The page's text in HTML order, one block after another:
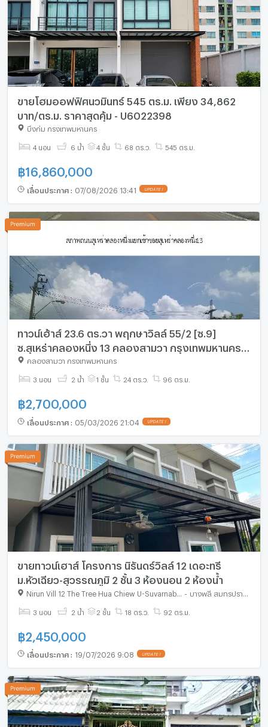
ขายโฮมออฟฟิศนวมินทร์ 545 ตร.ม. เพียง 34,862
บาท/ตร.ม. ราคาสุดคุ้ม - U6022398
บึงกุ่ม กรุงเทพมหานคร
4 นอน 6 น้ำ 4 ชั้น 68 ตร.ว. 545 ตร.ม.
฿16,860,000
เลื่อนประกาศ : 07/08/2026 13:41 UPDATE !
ทาวน์เฮ้าส์ 23.6 ตร.วา พฤกษาวิลล์ 55/2 [ซ.9]
ซ.สุเหร่าคลองหนึ่ง 13 คลองสามวา กรุงเทพมหานคร
2.7Mคลองสามวา กรุงเทพมหานคร
3 นอน 2 น้ำ 1 ชั้น 24 ตร.ว. 96 ตร.ม.
฿2,700,000
เลื่อนประกาศ : 05/03/2026 21:04 UPDATE !
ขายทาวน์เฮาส์ โครงการ นิรันดร์วิลล์ 12 เดอะทรี
ม.หัวเฉียว-สุวรรณภูมิ 2 ชั้น 3 ห้องนอน 2 ห้องน้ำ
Nirun Vill 12 The Tree Hua Chiew U-Suvarnabhumi
3 นอน 2 น้ำ 2 ชั้น 18 ตร.ว. 92 ตร.ม.
฿2,450,000
เลื่อนประกาศ : 19/07/2026 9:08 UPDATE !